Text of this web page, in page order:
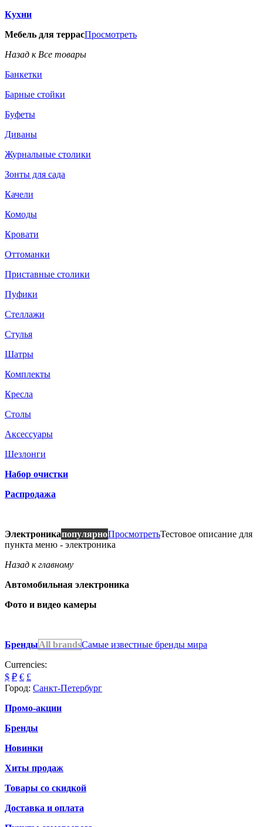
Кухни
Мебель для террасПросмотреть
Назад к Все товары
Банкетки
Барные стойки
Буфеты
Диваны
Журнальные столики
Зонты для сада
Качели
Комоды
Кровати
Оттоманки
Приставные столики
Пуфики
Стеллажи
Стулья
Шатры
Комплекты
Кресла
Столы
Аксессуары
Шезлонги
Набор очистки
Распродажа
ЭлектроникапопулярноПросмотретьТестовое описание для
пункта меню - электроника
Назад к главному
Автомобильная электроника
Фото и видео камеры
БрендыAll brandsСамые известные бренды мира
Currencies:
$ ₽ € £
Город: Санкт-Петербург
Промо-акции
Бренды
Новинки
Хиты продаж
Товары со скидкой
Доставка и оплата